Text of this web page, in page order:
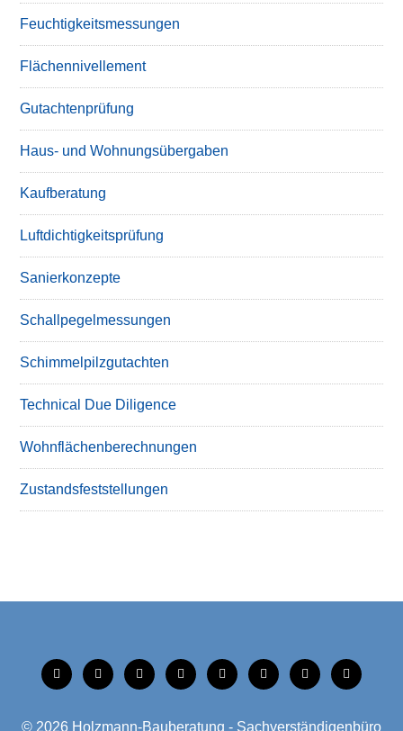
Feuchtigkeitsmessungen
Flächennivellement
Gutachtenprüfung
Haus- und Wohnungsübergaben
Kaufberatung
Luftdichtigkeitsprüfung
Sanierkonzepte
Schallpegelmessungen
Schimmelpilzgutachten
Technical Due Diligence
Wohnflächenberechnungen
Zustandsfeststellungen
tiktok instagramfacebooklinkedinxing linkedinmobilemail
© 2026 Holzmann-Bauberatung - Sachverständigenbüro